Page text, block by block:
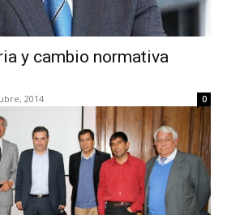
y cambio normativa
2014 0